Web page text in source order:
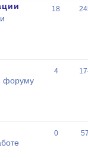
18
форуму
4
0